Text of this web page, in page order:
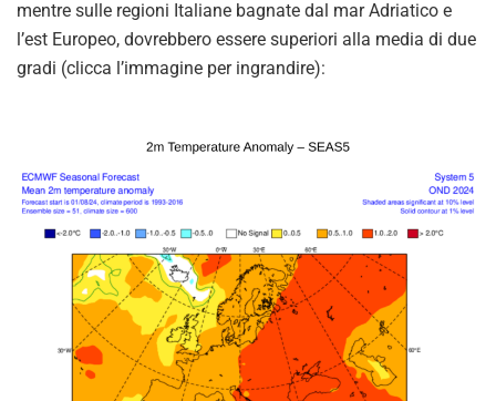
mentre sulle regioni Italiane bagnate dal mar Adriatico e
l’est Europeo, dovrebbero essere superiori alla media di due
gradi (clicca l’immagine per ingrandire):